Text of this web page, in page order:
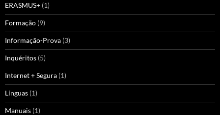
ERASMUS+ (1)
Formação (9)
Informação-Prova (3)
Inquéritos (5)
Internet + Segura (1)
Línguas (1)
Manuais (1)